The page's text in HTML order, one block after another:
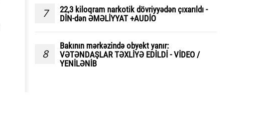
7
22,3 kiloqram narkotik dövriyyədən çıxarıldı -
DİN-dən ƏMƏLİYYAT +AUDİO
8
Bakının mərkəzində obyekt yanır:
VƏTƏNDAŞLAR TƏXLİYƏ EDİLDİ - VİDEO /
YENİLƏNİB